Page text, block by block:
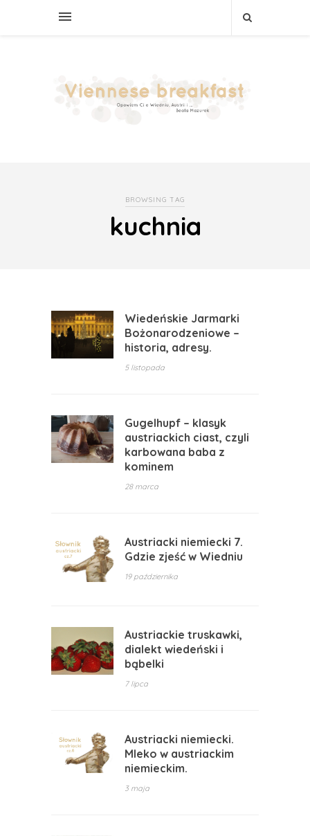
BROWSING TAG
kuchnia
Wiedeńskie Jarmarki
Bożonarodzeniowe –
historia, adresy.
5 listopada
Gugelhupf – klasyk
austriackich ciast, czyli
karbowana baba z
kominem
28 marca
Austriacki niemiecki 7.
Gdzie zjeść w Wiedniu
19 października
Austriackie truskawki,
dialekt wiedeński i
bąbelki
7 lipca
Austriacki niemiecki.
Mleko w austriackim
niemieckim.
3 maja